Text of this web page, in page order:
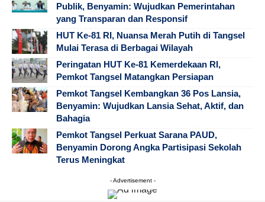
Publik, Benyamin: Wujudkan Pemerintahan
yang Transparan dan Responsif
HUT Ke-81 RI, Nuansa Merah Putih di Tangsel
Mulai Terasa di Berbagai Wilayah
Peringatan HUT Ke-81 Kemerdekaan RI,
Pemkot Tangsel Matangkan Persiapan
Pemkot Tangsel Kembangkan 36 Pos Lansia,
Benyamin: Wujudkan Lansia Sehat, Aktif, dan
Bahagia
Pemkot Tangsel Perkuat Sarana PAUD,
Benyamin Dorong Angka Partisipasi Sekolah
Terus Meningkat
- Advertisement -